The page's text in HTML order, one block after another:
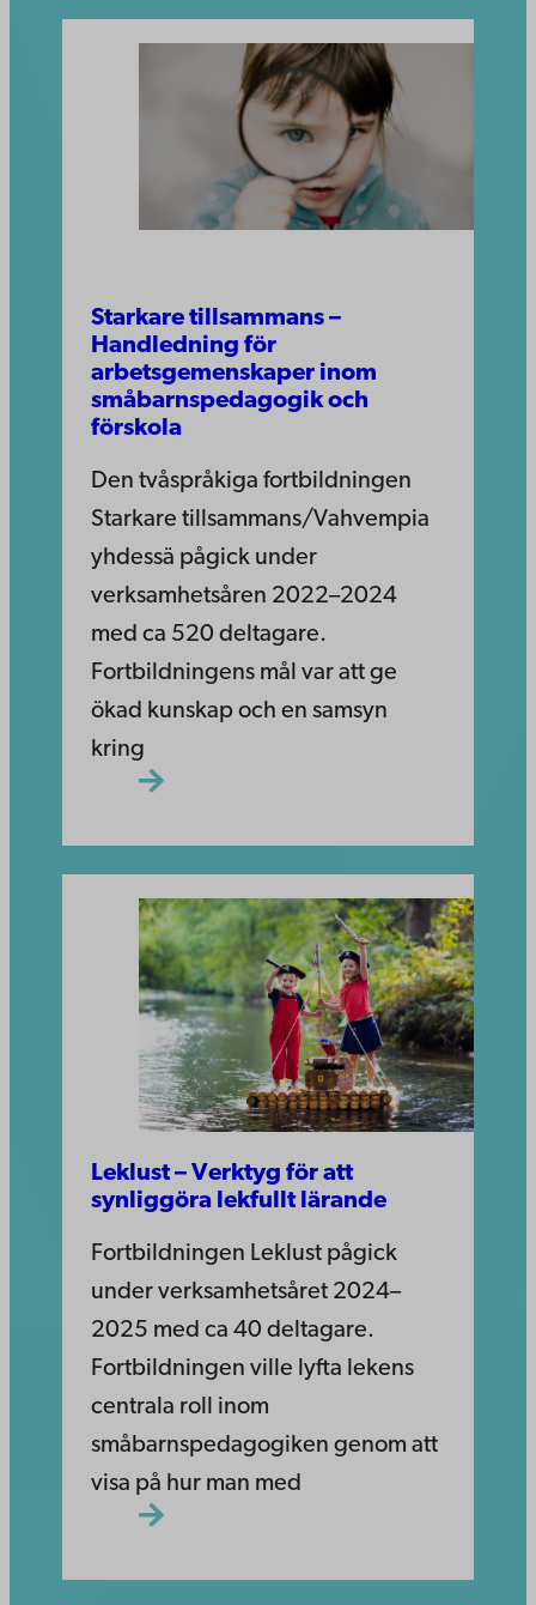
Starkare tillsammans –
Handledning för
arbetsgemenskaper inom
småbarnspedagogik och
förskola
Den tvåspråkiga fortbildningen
Starkare tillsammans/Vahvempia
yhdessä pågick under
verksamhetsåren 2022–2024
med ca 520 deltagare.
Fortbildningens mål var att ge
ökad kunskap och en samsyn
kring
Leklust – Verktyg för att
synliggöra lekfullt lärande
Fortbildningen Leklust pågick
under verksamhetsåret 2024–
2025 med ca 40 deltagare.
Fortbildningen ville lyfta lekens
centrala roll inom
småbarnspedagogiken genom att
visa på hur man med